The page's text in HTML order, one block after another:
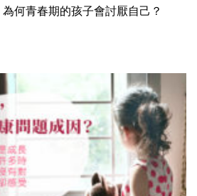
何青春期的孩子會討厭自己？